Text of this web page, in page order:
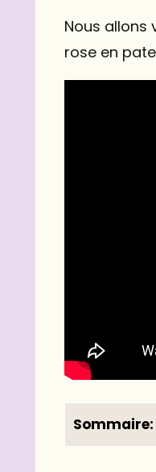
Nous allons
rose en
Sommaire: